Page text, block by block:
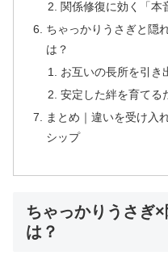
関係修復に効く「本
ちゃっかりうさぎと隠
は？
お互いの長所を引き
安定した絆を育てる
まとめ｜違いを受け入
シップ
ちゃっかりうさぎ
は？